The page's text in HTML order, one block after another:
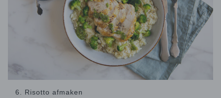
6. Risotto afmaken